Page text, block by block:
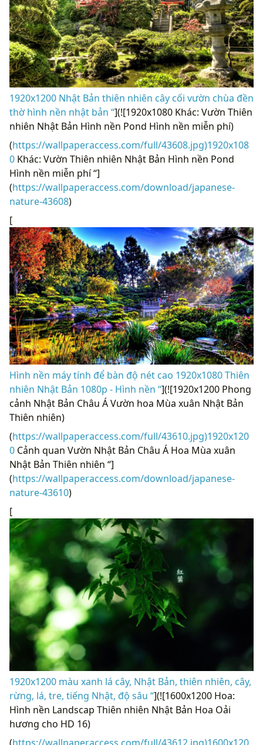
1920x1200 Nhật Bản thiên nhiên cây cối vườn chùa đền
thờ hình nền nhật bản “](![1920x1080 Khác: Vườn Thiên
nhiên Nhật Bản Hình nền Pond Hình nền miễn phí)
(https://wallpaperaccess.com/full/43608.jpg)1920x108
0Khác: Vườn Thiên nhiên Nhật Bản Hình nền Pond
Hình nền miễn phí “]
(https://wallpaperaccess.com/download/japanese-
nature-43608)
[
Hình nền máy tính để bàn độ nét cao 1920x1080 Thiên
nhiên Nhật Bản 1080p - Hình nền “](![1920x1200 Phong
cảnh Nhật Bản Châu Á Vườn hoa Mùa xuân Nhật Bản
Thiên nhiên)
(https://wallpaperaccess.com/full/43610.jpg)1920x120
0Cảnh quan Vườn Nhật Bản Châu Á Hoa Mùa xuân
Nhật Bản Thiên nhiên “]
(https://wallpaperaccess.com/download/japanese-
nature-43610)
[
1920x1200 màu xanh lá cây, Nhật Bản, thiên nhiên, cây,
rừng, lá, tre, tiếng Nhật, độ sâu “](![1600x1200 Hoa:
Hình nền Landscap Thiên nhiên Nhật Bản Hoa Oải
hương cho HD 16)
(https://wallpaperaccess.com/full/43612.jpg)1600x120